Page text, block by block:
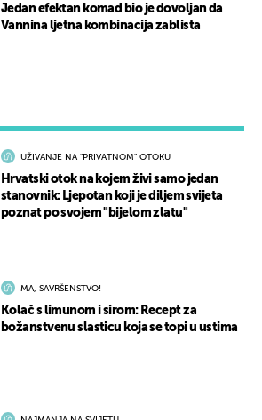
UŽIVANJE NA "PRIVATNOM" OTOKU
Hrvatski otok na kojem živi samo jedan
stanovnik: Ljepotan koji je diljem svijeta
poznat po svojem "bijelom zlatu"
MA, SAVRŠENSTVO!
Kolač s limunom i sirom: Recept za
božanstvenu slasticu koja se topi u ustima
Jedan efektan komad bio je dovoljan da
Vannina ljetna kombinacija zablista